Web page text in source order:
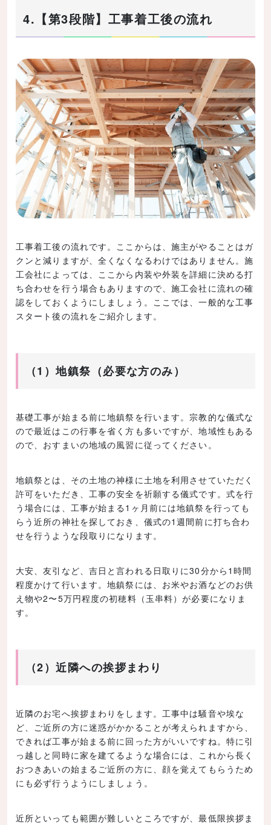
4.【第3段階】工事着工後の流れ
工事着工後の流れです。ここからは、施主がやることはガ
クンと減りますが、全くなくなるわけではありません。施
工会社によっては、ここから内装や外装を詳細に決める打
ち合わせを行う場合もありますので、施工会社に流れの確
認をしておくようにしましょう。ここでは、一般的な工事
スタート後の流れをご紹介します。
（1）地鎮祭（必要な方のみ）
基礎工事が始まる前に地鎮祭を行います。宗教的な儀式な
ので最近はこの行事を省く方も多いですが、地域性もある
ので、おすまいの地域の風習に従ってください。
地鎮祭とは、その土地の神様に土地を利用させていただく
許可をいただき、工事の安全を祈願する儀式です。式を行
う場合には、工事が始まる1ヶ月前には地鎮祭を行っても
らう近所の神社を探しておき、儀式の1週間前に打ち合わ
せを行うような段取りになります。
大安、友引など、吉日と言われる日取りに30分から1時間
程度かけて行います。地鎮祭には、お米やお酒などのお供
え物や2〜5万円程度の初穂料（玉串料）が必要になりま
す。
（2）近隣への挨拶まわり
近隣のお宅へ挨拶まわりをします。工事中は騒音や埃な
ど、ご近所の方に迷惑がかかることが考えられますから、
できれば工事が始まる前に回った方がいいですね。特に引
っ越しと同時に家を建てるような場合には、これから長く
おつきあいの始まるご近所の方に、顔を覚えてもらうため
にも必ず行うようにしましょう。
近所といっても範囲が難しいところですが、最低限挨拶ま